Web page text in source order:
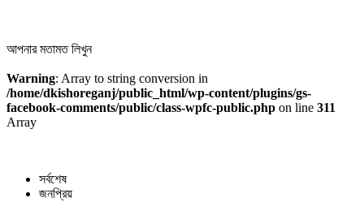
আপনার মতামত লিখুন
Warning: Array to string conversion in
/home/dkishoreganj/public_html/wp-content/plugins/gs-
facebook-comments/public/class-wpfc-public.php on line 311
Array
সর্বশেষ
জনপ্রিয়